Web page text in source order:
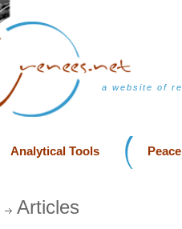
a website of
Analytical Tools
Articles